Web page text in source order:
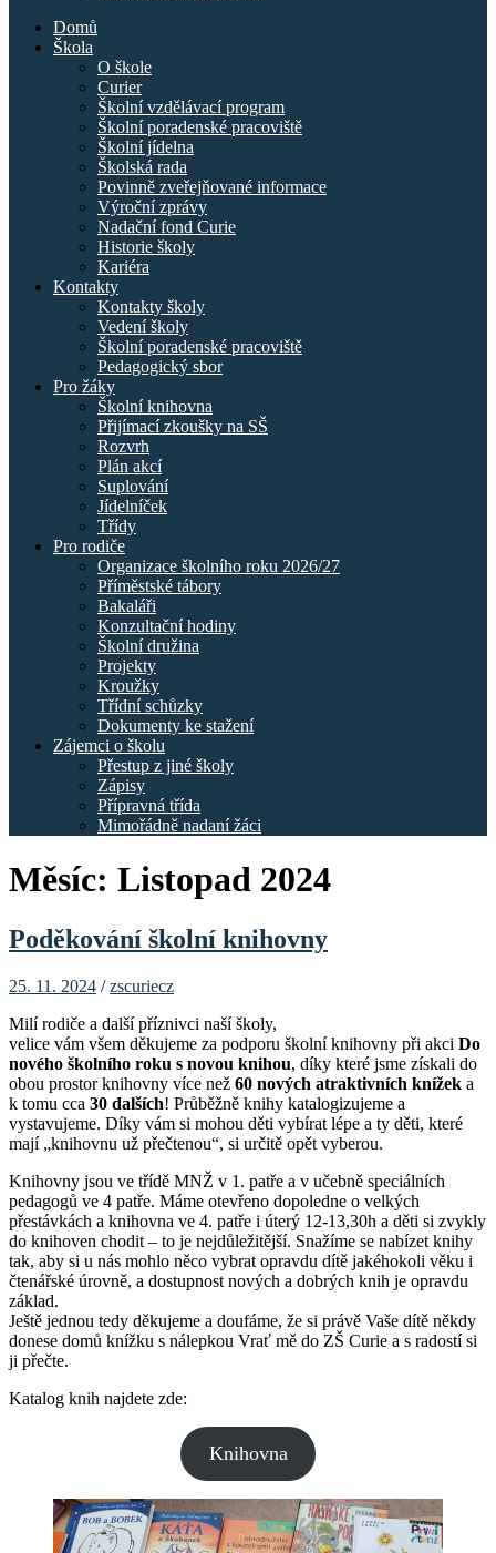
Domů
Škola
O škole
Curier
Školní vzdělávací program
Školní poradenské pracoviště
Školní jídelna
Školská rada
Povinně zveřejňované informace
Výroční zprávy
Nadační fond Curie
Historie školy
Kariéra
Kontakty
Kontakty školy
Vedení školy
Školní poradenské pracoviště
Pedagogický sbor
Pro žáky
Školní knihovna
Přijímací zkoušky na SŠ
Rozvrh
Plán akcí
Suplování
Jídelníček
Třídy
Pro rodiče
Organizace školního roku 2026/27
Příměstské tábory
Bakaláři
Konzultační hodiny
Školní družina
Projekty
Kroužky
Třídní schůzky
Dokumenty ke stažení
Zájemci o školu
Přestup z jiné školy
Zápisy
Přípravná třída
Mimořádně nadaní žáci
Měsíc: Listopad 2024
Poděkování školní knihovny
25. 11. 2024 /zscuriecz
Milí rodiče a další příznivci naší školy,
velice vám všem děkujeme za podporu školní knihovny při akci Do
nového školního roku s novou knihou, díky které jsme získali do
obou prostor knihovny více než 60 nových atraktivních knížek a
k tomu cca 30 dalších! Průběžně knihy katalogizujeme a
vystavujeme. Díky vám si mohou děti vybírat lépe a ty děti, které
mají „knihovnu už přečtenou“, si určitě opět vyberou.
Knihovny jsou ve třídě MNŽ v 1. patře a v učebně speciálních
pedagogů ve 4 patře. Máme otevřeno dopoledne o velkých
přestávkách a knihovna ve 4. patře i úterý 12-13,30h a děti si zvykly
do knihoven chodit – to je nejdůležitější. Snažíme se nabízet knihy
tak, aby si u nás mohlo něco vybrat opravdu dítě jakéhokoli věku i
čtenářské úrovně, a dostupnost nových a dobrých knih je opravdu
základ.
Ještě jednou tedy děkujeme a doufáme, že si právě Vaše dítě někdy
donese domů knížku s nálepkou Vrať mě do ZŠ Curie a s radostí si
ji přečte.
Katalog knih najdete zde:
Knihovna